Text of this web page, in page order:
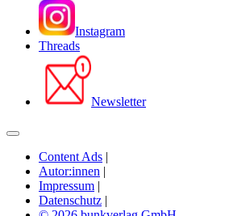
Instagram
Threads
Newsletter
Content Ads |
Autor:innen |
Impressum |
Datenschutz |